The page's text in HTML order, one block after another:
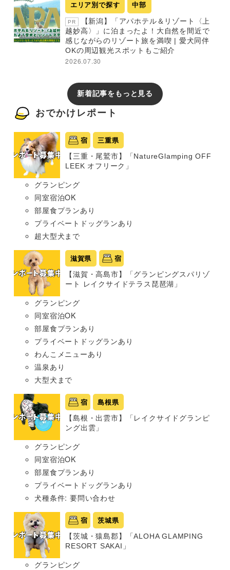
エリア別で探す 中部
PR
【新潟】「アパホテル＆リゾート〈上
越妙高〉」に泊まったよ！大自然を間近で
感じながらのリゾート旅を満喫 | 愛犬同伴
OKの周辺観光スポットもご紹介
2026.07.30
新着記事をもっと見る
おでかけレポート
宿 三重県
【三重・尾鷲市】「NatureGlamping OFF
LEEK オフリーク」
グランピング
同室宿泊OK
部屋食プランあり
プライベートドッグランあり
超大型犬まで
滋賀県 宿
【滋賀・高島市】「グランピングスパリゾ
ート レイクサイドテラス琵琶湖」
グランピング
同室宿泊OK
部屋食プランあり
プライベートドッグランあり
わんこメニューあり
温泉あり
大型犬まで
宿 島根県
【島根・出雲市】「レイクサイドグランピ
ング出雲」
グランピング
同室宿泊OK
部屋食プランあり
プライベートドッグランあり
犬種条件: 要問い合わせ
宿 茨城県
【茨城・猿島郡】「ALOHA GLAMPING
RESORT SAKAI」
グランピング